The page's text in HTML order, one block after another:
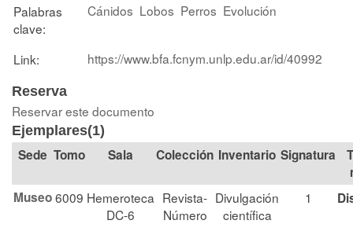
Palabras
clave:
Cánidos Lobos Perros Evolución
Link: https://www.bfa.fcnym.unlp.edu.ar/id/40992
Reserva
Reservar este documento
Ejemplares(1)
Tomo Sala Colección Signatura
Museo6009 Hemeroteca
DC-6
Revista-
Número
Divulgación
científica
1